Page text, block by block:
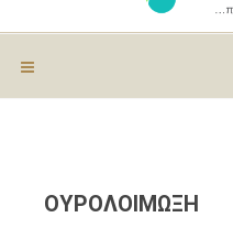
ΟΥΡΟΛΟΙΜΩΞΗ